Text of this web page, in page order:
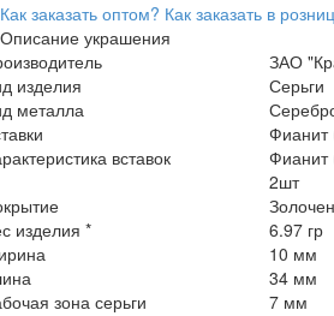
Как заказать оптом? Как заказать в
Описание украшения
ЗАО
изделия
Серьги
металла
Фианит
вставок
Фианит
2шт
изделия *
6.97 гр
10 мм
34 мм
зона серьги
7 мм